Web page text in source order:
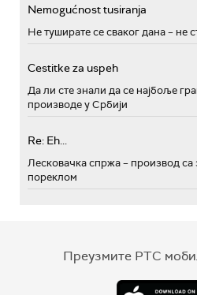
Nemogućnost tusiranja
Не туширате се сваког дана – не
Cestitke za uspeh
Да ли сте знали да се најбоље
производе у Србији
Re: Eh...
Лесковачка спржа – производ
пореклом
Преузмите РТС